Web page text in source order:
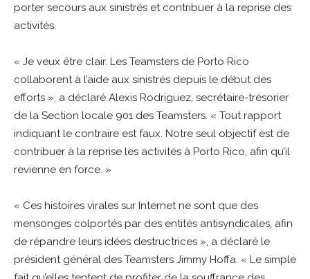
porter secours aux sinistrés et contribuer à la reprise des
activités.
« Je veux être clair. Les Teamsters de Porto Rico
collaborent à l’aide aux sinistrés depuis le début des
efforts », a déclaré Alexis Rodriguez, secrétaire-trésorier
de la Section locale 901 des Teamsters. « Tout rapport
indiquant le contraire est faux. Notre seul objectif est de
contribuer à la reprise les activités à Porto Rico, afin qu’il
revienne en force. »
« Ces histoires virales sur Internet ne sont que des
mensonges colportés par des entités antisyndicales, afin
de répandre leurs idées destructrices », a déclaré le
président général des Teamsters Jimmy Hoffa. « Le simple